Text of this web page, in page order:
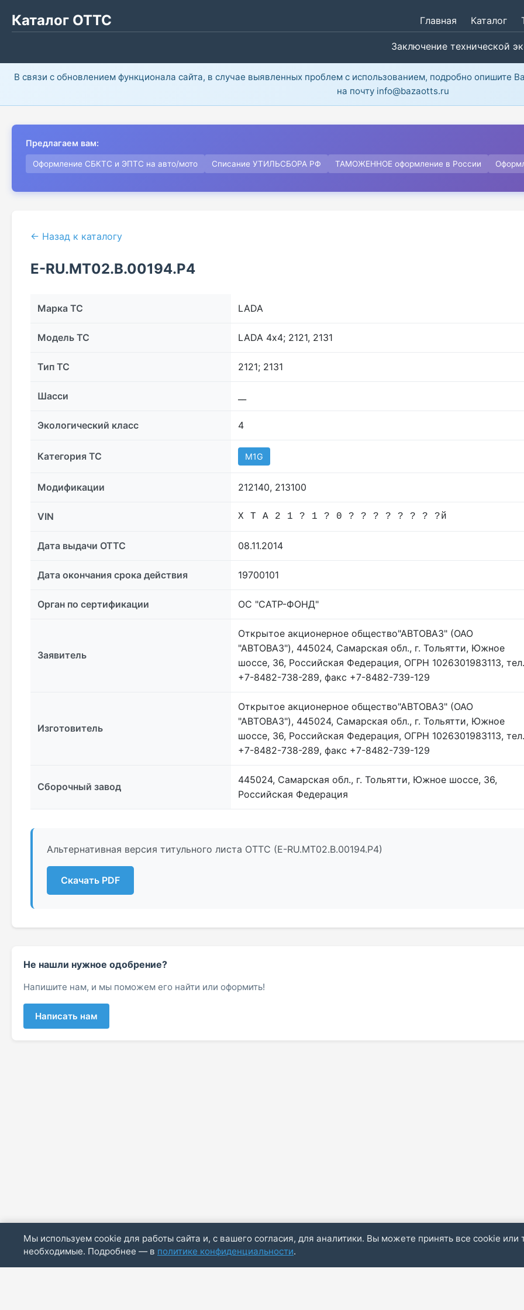
Каталог ОТТС Главная Каталог
Заключение технической
В связи с обновлением функционала сайта, в случае выявленных проблем с использованием, подробно опишите
на почту info@bazaotts.ru
Предлагаем вам:
Оформление СБКТС и ЭПТС на авто/мото Списание УТИЛЬСБОРА РФ ТАМОЖЕННОЕ оформление в России
← Назад к каталогу
E-RU.МТ02.B.00194.Р4
Марка ТС LADA
Модель ТС LADA 4х4; 2121, 2131
Тип ТС 2121; 2131
Шасси
Экологический класс 4
Категория ТС M1G
Модификации 212140, 213100
VIN X T A 2 1 ? 1 ? 0 ? ? ? ? ? ? ? ?й
Дата выдачи ОТТС 08.11.2014
Дата окончания срока действия 19700101
Орган по сертификации ОС "САТР-ФОНД"
Заявитель
Открытое акционерное общество"АВТОВАЗ" (ОАО
"АВТОВАЗ"), 445024, Самарская обл., г. Тольятти, Южное
шоссе, 36, Российская Федерация, ОГРН 1026301983113, тел.
+7-8482-738-289, факс +7-8482-739-129
Изготовитель
Открытое акционерное общество"АВТОВАЗ" (ОАО
"АВТОВАЗ"), 445024, Самарская обл., г. Тольятти, Южное
шоссе, 36, Российская Федерация, ОГРН 1026301983113, тел.
+7-8482-738-289, факс +7-8482-739-129
Сборочный завод
445024, Самарская обл., г. Тольятти, Южное шоссе, 36,
Российская Федерация
Альтернативная версия титульного листа ОТТС (E-RU.МТ02.B.00194.Р4)
Скачать PDF
Не нашли нужное одобрение?
Напишите нам, и мы поможем его найти или оформить!
Написать нам
Мы используем cookie для работы сайта и, с вашего согласия, для аналитики. Вы можете принять все cookie или
необходимые. Подробнее — в политике конфиденциальности.